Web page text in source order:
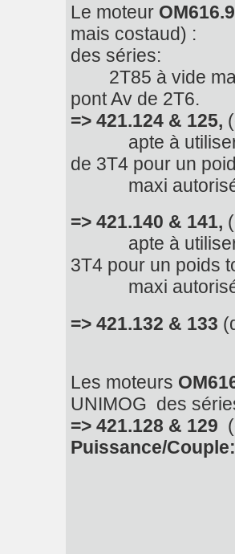
Le moteur
mais costaud) :
des séries:
2T85 à vide
pont Av de 2T6.
=> 421.124 & 125,
apte à utiliser
de 3T4 pour un
maxi
=> 421.140 & 141,
apte à utiliser
3T4 pour un poids
maxi
=> 421.132 & 133
Les moteurs
UNIMOG des
=> 421.128 & 129
Puissance/Couple: